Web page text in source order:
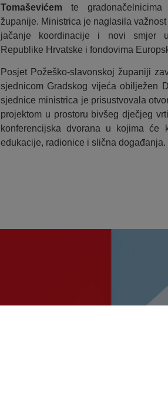
Tomaševićemte gradonačelnicima
županije. Ministrica je naglasila
jačanje koordinacije i novi smjer
Republike Hrvatske i fondovima
Posjet Požeško-slavonskoj županiji
sjednicom Gradskog vijeća obilježen
sjednice ministrica je prisustvovala
projektom u prostoru bivšeg dječjeg
konferencijska dvorana u kojima će
edukacije, radionice i slična događanja.